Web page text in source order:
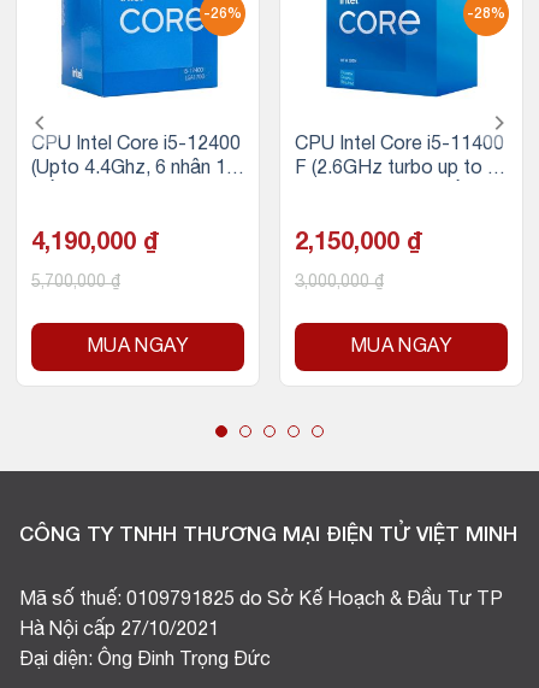
-26%
CPU Intel Core i5-12400
(Upto 4.4Ghz, 6 nhân 12
700
4,190,000 ₫
5,700,000₫
MUA NGAY
-28%
CPU Intel Core i5-11400
F (2.6GHz turbo up to 4.
2,150,000 ₫
3,000,000₫
MUA NGAY
CÔNG TY TNHH THƯƠNG MẠI ĐIỆN TỬ VIỆT MINH
Mã số thuế: 0109791825 do Sở Kế Hoạch & Đầu Tư TP
Hà Nội cấp 27/10/2021
Đại diện: Ông Đinh Trọng Đức